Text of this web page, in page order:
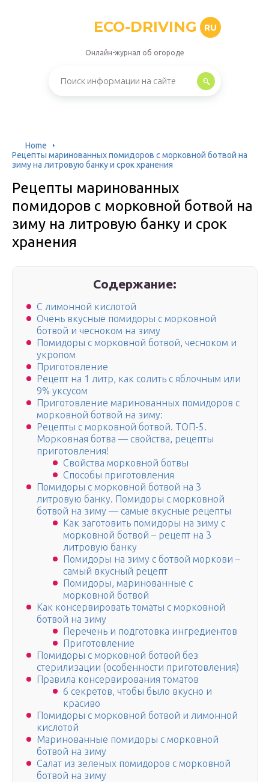
ECO-DRIVING RU
Онлайн-журнал об огороде
Home
Рецепты маринованных помидоров с морковной ботвой на
зиму на литровую банку и срок хранения
Рецепты маринованных
помидоров с морковной ботвой на
зиму на литровую банку и срок
хранения
Содержание:
С лимонной кислотой
Очень вкусные помидоры с морковной
ботвой и чесноком на зиму
Помидоры с морковной ботвой, чесноком и
укропом
Приготовление
Рецепт на 1 литр, как солить с яблочным или
9% уксусом
Приготовление маринованных помидоров с
морковной ботвой на зиму:
Рецепты с морковной ботвой. ТОП-5.
Морковная ботва — свойства, рецепты
приготовления!
Свойства морковной ботвы
Способы приготовления
Помидоры с морковной ботвой на 3
литровую банку. Помидоры с морковной
ботвой на зиму — самые вкусные рецепты
Как заготовить помидоры на зиму с
морковной ботвой – рецепт на 3
литровую банку
Помидоры на зиму с ботвой моркови –
самый вкусный рецепт
Помидоры, маринованные с
морковной ботвой
Как консервировать томаты с морковной
ботвой на зиму
Перечень и подготовка ингредиентов
Приготовление
Помидоры с морковной ботвой без
стерилизации (особенности приготовления)
Правила консервирования томатов
6 секретов, чтобы было вкусно и
красиво
Помидоры с морковной ботвой и лимонной
кислотой
Маринованные помидоры с морковной
ботвой на зиму
Салат из зеленых помидоров с морковной
ботвой на зиму